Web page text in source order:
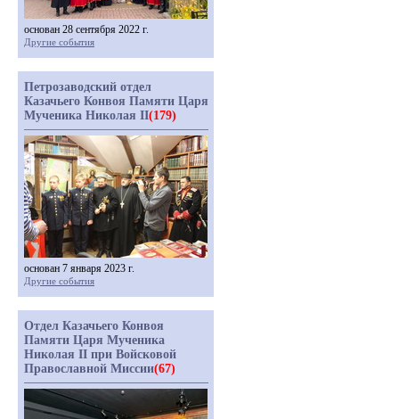
основан 28 сентября 2022 г.
Другие события
Петрозаводский отдел
Казачьего Конвоя Памяти Царя
Мученика Николая II(179)
основан 7 января 2023 г.
Другие события
Отдел Казачьего Конвоя
Памяти Царя Мученика
Николая II при Войсковой
Православной Миссии(67)